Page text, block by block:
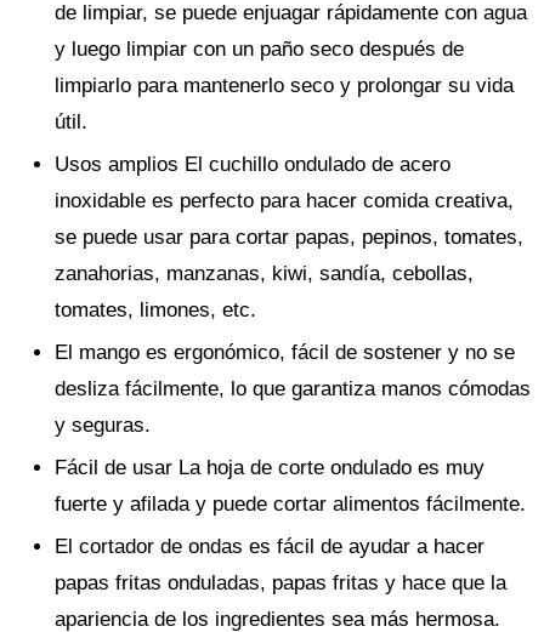
de limpiar, se puede enjuagar rápidamente con agua
y luego limpiar con un paño seco después de
limpiarlo para mantenerlo seco y prolongar su vida
útil.
Usos amplios El cuchillo ondulado de acero
inoxidable es perfecto para hacer comida creativa,
se puede usar para cortar papas, pepinos, tomates,
zanahorias, manzanas, kiwi, sandía, cebollas,
tomates, limones, etc.
El mango es ergonómico, fácil de sostener y no se
desliza fácilmente, lo que garantiza manos cómodas
y seguras.
Fácil de usar La hoja de corte ondulado es muy
fuerte y afilada y puede cortar alimentos fácilmente.
El cortador de ondas es fácil de ayudar a hacer
papas fritas onduladas, papas fritas y hace que la
apariencia de los ingredientes sea más hermosa.